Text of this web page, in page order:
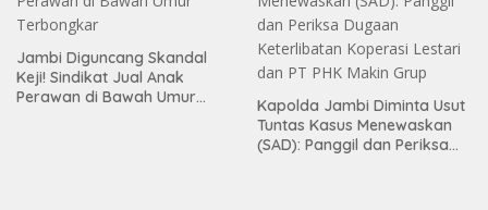
Jambi Diguncang Skandal
Keji! Sindikat Jual Anak
Perawan di Bawah Umur
Kapolda Jambi Diminta Usut
Tuntas Kasus Menewaskan
(SAD): Panggil dan Periksa